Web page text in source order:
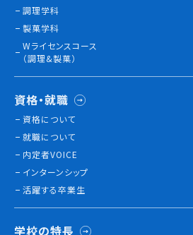
調理学科
製菓学科
Wライセンスコース
（調理&製菓）
資格・就職
資格について
就職について
内定者VOICE
インターンシップ
活躍する卒業生
学校の特長